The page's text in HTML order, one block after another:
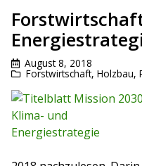
August 8, 2018
Forstwirtschaft, Holzbau,